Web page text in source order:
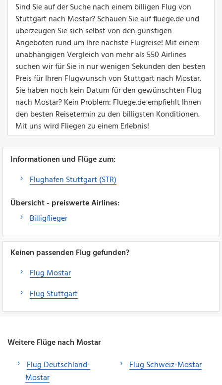
Sind Sie auf der Suche nach einem billigen Flug von
Stuttgart nach Mostar? Schauen Sie auf fluege.de und
überzeugen Sie sich selbst von den günstigen
Angeboten rund um Ihre nächste Flugreise! Mit einem
unabhängigen Vergleich von mehr als 550 Airlines
suchen wir für Sie in nur wenigen Sekunden den besten
Preis für Ihren Flugwunsch von Stuttgart nach Mostar.
Sie haben noch kein Datum für den gewünschten Flug
nach Mostar? Kein Problem: Fluege.de empfiehlt Ihnen
den besten Reisetermin zu den billigsten Konditionen.
Mit uns wird Fliegen zu einem Erlebnis!
Informationen und Flüge zum:
Flughafen Stuttgart (STR)
Übersicht - preiswerte Airlines:
Billigflieger
Keinen passenden Flug gefunden?
Flug Mostar
Flug Stuttgart
Weitere Flüge nach Mostar
Flug Deutschland-
Mostar
Flug Schweiz-Mostar